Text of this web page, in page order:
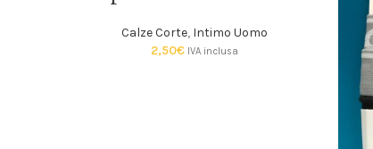
Calze Corte, Intimo Uomo
2,50€ IVA inclusa